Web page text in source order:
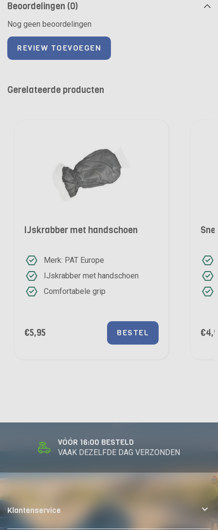
Beoordelingen (0)
Nog geen beoordelingen
REVIEW TOEVOEGEN
Gerelateerde producten
IJskrabber met handschoen
Merk: PAT Europe
IJskrabber met handschoen
Comfortabele grip
€5,95 BESTEL €
VÓÓR 16:00 BESTELD
VAAK DEZELFDE DAG VERZONDEN
Klantenservice